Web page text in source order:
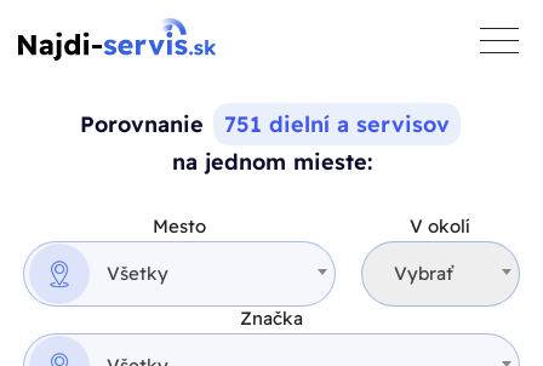
toggle
Porovnanie
751 dielní a servisov
na jednom mieste:
Mesto
Všetky
V okolí
Vybrať
Značka